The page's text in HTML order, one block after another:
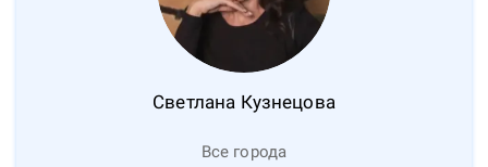
Светлана Кузнецова
Все города